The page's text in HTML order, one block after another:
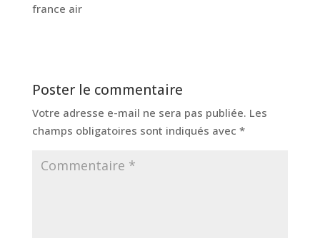
france air
Poster le commentaire
Votre adresse e-mail ne sera pas publiée. Les
champs obligatoires sont indiqués avec *